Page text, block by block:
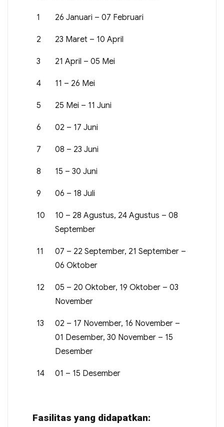
1 26 Januari – 07 Februari
2 23 Maret – 10 April
3 21 April – 05 Mei
4 11 – 26 Mei
5 25 Mei – 11 Juni
6 02 – 17 Juni
7 08 – 23 Juni
8 15 – 30 Juni
9 06 – 18 Juli
10
10 – 28 Agustus, 24 Agustus – 08
September
11
07 – 22 September, 21 September –
06 Oktober
12
05 – 20 Oktober, 19 Oktober – 03
November
13
02 – 17 November, 16 November –
01 Desember, 30 November – 15
Desember
14 01 – 15 Desember
Fasilitas yang didapatkan: